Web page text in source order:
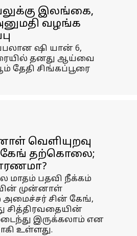
இலங்கை,
வழங்க
ஷி யான் 6,
தனது ஆய்வை
தேதி சிங்கப்பூரை
வெளியுறவு
கேங் தற்கொலை;
பதவி நீக்கம்
முன்னாள்
அமைச்சர் சின் கேங்,
இருக்கலாம் என
உள்ளது.